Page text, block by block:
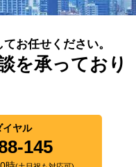
お任せください。
を承っており
イヤル
145